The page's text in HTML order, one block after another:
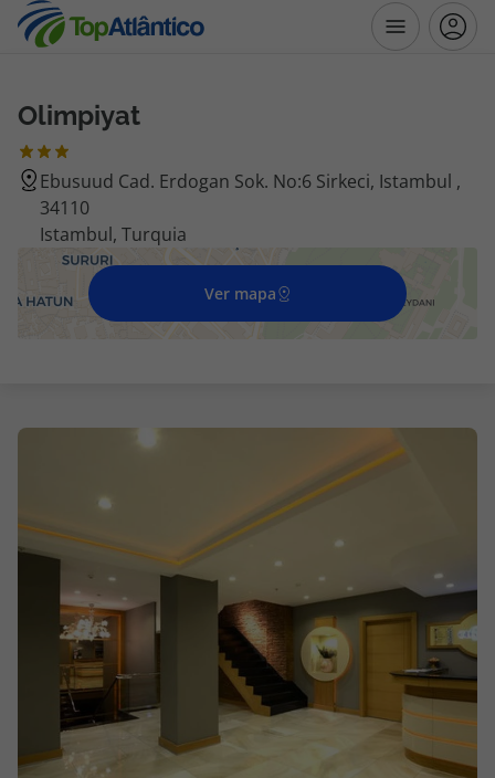
Destinos
Voos
Hotéis
Voos + Hotel
Cruzeiros
Promoções
Especialistas
Cheque Viagem
Rede de Lojas
Olimpiyat
Ebusuud Cad. Erdogan Sok. No:6 Sirkeci, Istambul ,
34110
Istambul, Turquia
Ver mapa